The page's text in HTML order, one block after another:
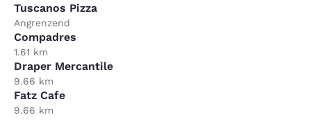
Tuscanos Pizza
Angrenzend
Compadres
1.61 km
Draper Mercantile
9.66 km
Fatz Cafe
9.66 km